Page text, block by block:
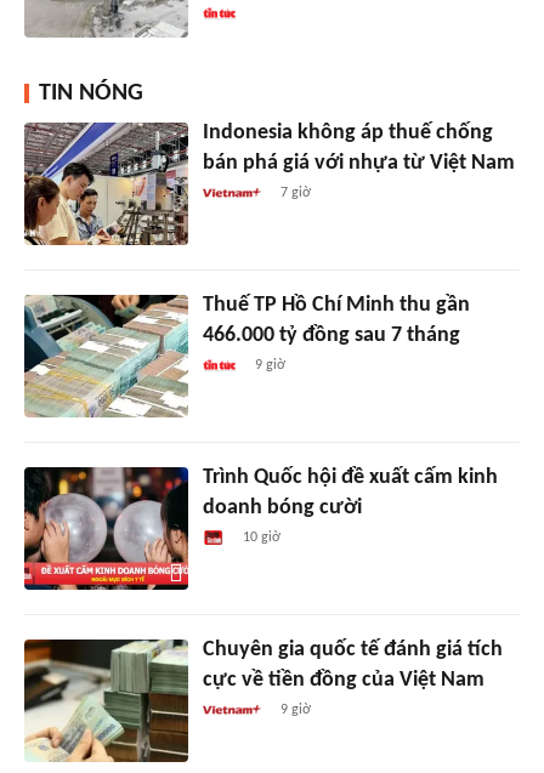
TIN NÓNG
Indonesia không áp thuế chống
bán phá giá với nhựa từ Việt Nam
7 giờ
Thuế TP Hồ Chí Minh thu gần
466.000 tỷ đồng sau 7 tháng
9 giờ
Trình Quốc hội đề xuất cấm kinh
doanh bóng cười
10 giờ
Chuyên gia quốc tế đánh giá tích
cực về tiền đồng của Việt Nam
9 giờ